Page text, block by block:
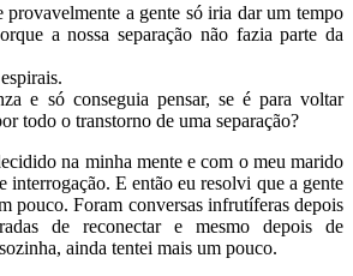
provavelmente a gente só iria dar um tempo
a nossa separação não fazia parte da
e só conseguia pensar, se é para voltar
todo o transtorno de uma separação?
na minha mente e com o meu marido
interrogação. E então eu resolvi que a gente
pouco. Foram conversas infrutíferas depois
de reconectar e mesmo depois de
ainda tentei mais um pouco.